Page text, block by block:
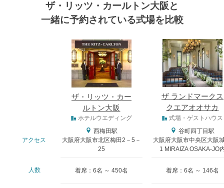
ザ・リッツ・カールトン大阪と
一緒に予約されている式場を比較
ザ・リッツ・カー
ルトン大阪
ザ ランドマークス
クエアオオサカ
ホテルウエディング 式場・ゲストハウス
アクセス
西梅田駅
大阪府大阪市北区梅田2－5－
25
谷町四丁目駅
大阪府大阪市中央区大阪
1 MIRAIZA OSAKA-JO
人数 着席：6名 ～ 450名 着席：6名 ～ 146名